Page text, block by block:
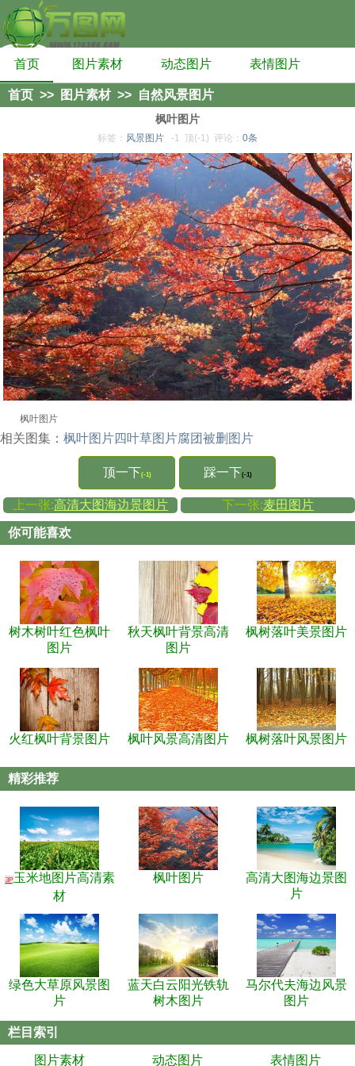
首页 图片素材 动态图片 表情图片
首页 >> 图片素材 >> 自然风景图片
枫叶图片
标签： 风景图片 -1 顶(-1) 评论： 0条
枫叶图片
相关图集： 枫叶图片四叶草图片腐团被删图片
顶一下(-1) 踩一下(-1)
上一张:高清大图海边景图片 下一张:麦田图片
你可能喜欢
树木树叶红色枫叶
图片
秋天枫叶背景高清
图片
枫树落叶美景图片
火红枫叶背景图片 枫叶风景高清图片 枫树落叶风景图片
精彩推荐
3P玉米地图片高清素
材
枫叶图片
高清大图海边景图
片
绿色大草原风景图
片
蓝天白云阳光铁轨
树木图片
马尔代夫海边风景
图片
栏目索引
图片素材 动态图片 表情图片